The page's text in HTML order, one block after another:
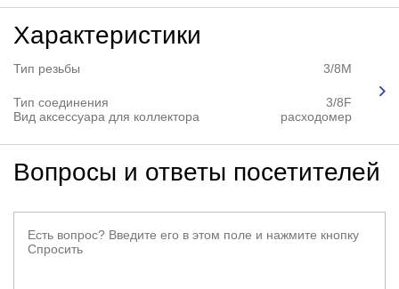
Характеристики
Тип резьбы 3/8M
Тип соединения
3/8F
Вид аксессуара для коллектора
расходомер
Вопросы и ответы посетителей